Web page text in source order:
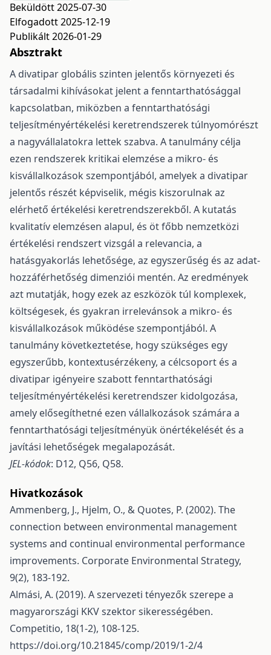
Beküldött 2025-07-30
Elfogadott 2025-12-19
Publikált 2026-01-29
Absztrakt
A divatipar globális szinten jelentős környezeti és
társadalmi kihívásokat jelent a fenntarthatósággal
kapcsolatban, miközben a fenntarthatósági
teljesítményértékelési keretrendszerek túlnyomórészt
a nagyvállalatokra lettek szabva. A tanulmány célja
ezen rendszerek kritikai elemzése a mikro- és
kisvállalkozások szempontjából, amelyek a divatipar
jelentős részét képviselik, mégis kiszorulnak az
elérhető értékelési keretrendszerekből. A kutatás
kvalitatív elemzésen alapul, és öt főbb nemzetközi
értékelési rendszert vizsgál a relevancia, a
hatásgyakorlás lehetősége, az egyszerűség és az adat-
hozzáférhetőség dimenziói mentén. Az eredmények
azt mutatják, hogy ezek az eszközök túl komplexek,
költségesek, és gyakran irrelevánsok a mikro- és
kisvállalkozások működése szempontjából. A
tanulmány következtetése, hogy szükséges egy
egyszerűbb, kontextusérzékeny, a célcsoport és a
divatipar igényeire szabott fenntarthatósági
teljesítményértékelési keretrendszer kidolgozása,
amely elősegíthetné ezen vállalkozások számára a
fenntarthatósági teljesítményük önértékelését és a
javítási lehetőségek megalapozását.
JEL-kódok: D12, Q56, Q58.
Hivatkozások
Ammenberg, J., Hjelm, O., & Quotes, P. (2002). The
connection between environmental management
systems and continual environmental performance
improvements. Corporate Environmental Strategy,
9(2), 183-192.
Almási, A. (2019). A szervezeti tényezők szerepe a
magyarországi KKV szektor sikerességében.
Competitio, 18(1-2), 108-125.
https://doi.org/10.21845/comp/2019/1-2/4